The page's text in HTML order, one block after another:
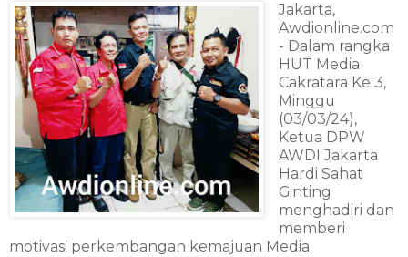
Jakarta,
Awdionline.com
- Dalam rangka
HUT Media
Cakratara Ke 3,
Minggu
(03/03/24),
Ketua DPW
AWDI Jakarta
Hardi Sahat
Ginting
menghadiri dan
memberi
motivasi perkembangan kemajuan Media.